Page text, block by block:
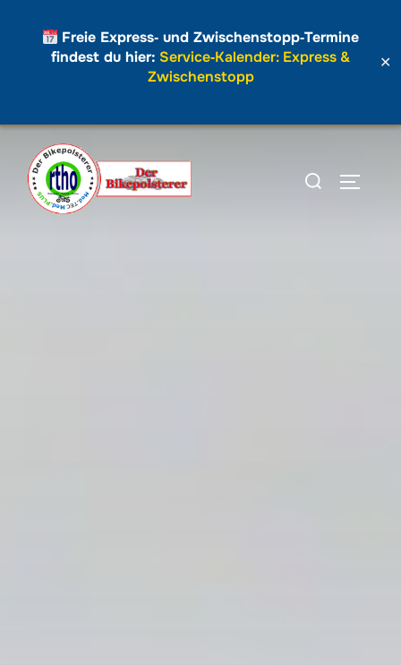
Inhalt
springen
Freie Express‑ und Zwischenstopp‑Termine
findest du hier: Service‑Kalender: Express &
Zwischenstopp
✕
Suchen